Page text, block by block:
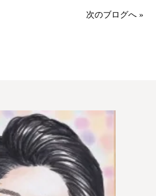
次のブログへ »